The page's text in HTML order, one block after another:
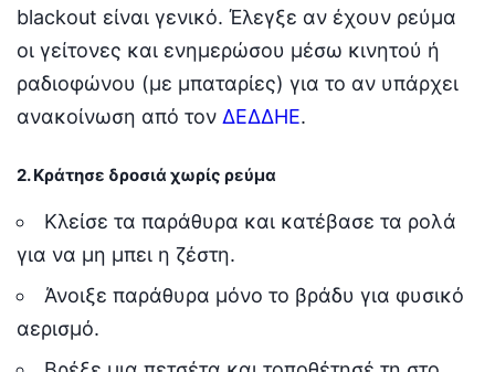
blackout είναι γενικό. Έλεγξε αν έχουν ρεύμα
οι γείτονες και ενημερώσου μέσω κινητού ή
ραδιοφώνου (με μπαταρίες) για το αν υπάρχει
ανακοίνωση από τον ΔΕΔΔΗΕ.
2. Κράτησε δροσιά χωρίς ρεύμα
Κλείσε τα παράθυρα και κατέβασε τα ρολά
για να μη μπει η ζέστη.
Άνοιξε παράθυρα μόνο το βράδυ για φυσικό
αερισμό.